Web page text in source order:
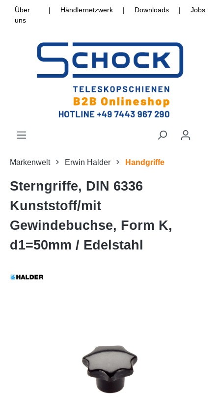
Über
uns
| Händlernetzwerk | Downloads | Jobs
Markenwelt Erwin Halder Handgriffe
Sterngriffe, DIN 6336
Kunststoff/mit
Gewindebuchse, Form K,
d1=50mm / Edelstahl